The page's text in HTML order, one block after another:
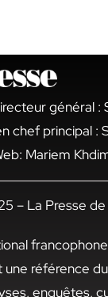
général :
chef principal :
Mariem
– La Presse de
une référence
enquêtes,